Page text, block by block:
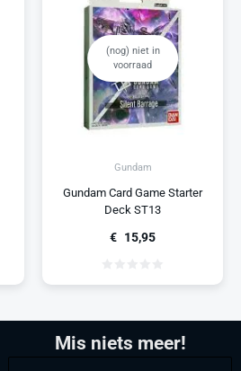
(nog) niet in
voorraad
Gundam
Gundam Card Game Starter
Deck ST13
€ 15,95
Mis niets meer!